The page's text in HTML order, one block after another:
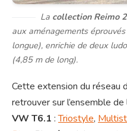
La collection Reimo
aux aménagements
longue), enrichie de deux
(4,85 m de long).
Cette extension du réseau
retrouver sur l’ensemble
VW T6.1 :Triostyle,